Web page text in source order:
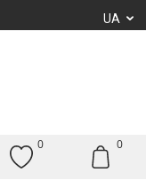
UA
0 0